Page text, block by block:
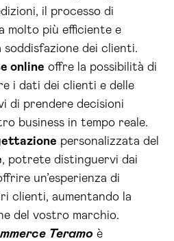
il processo di
molto più efficiente e
soddisfazione dei clienti.
online offre la possibilità di
i dati dei clienti e delle
di prendere decisioni
business in tempo reale.
personalizzata del
, potrete distinguervi dai
un’esperienza di
clienti, aumentando la
del vostro marchio.
Teramo è